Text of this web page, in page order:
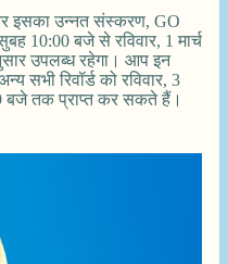
इसका उन्नत संस्करण, GO
10:00 बजे से रविवार, 1 मार्च
उपलब्ध रहेगा। आप इन
सभी रिवॉर्ड को रविवार, 3
बजे तक प्राप्त कर सकते हैं।